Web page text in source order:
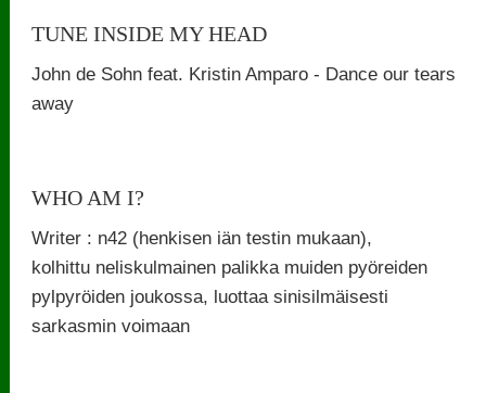
TUNE INSIDE MY HEAD
John de Sohn feat. Kristin Amparo - Dance our tears
away
WHO AM I?
Writer : n42 (henkisen iän testin mukaan),
kolhittu neliskulmainen palikka muiden pyöreiden
pylpyröiden joukossa, luottaa sinisilmäisesti
sarkasmin voimaan